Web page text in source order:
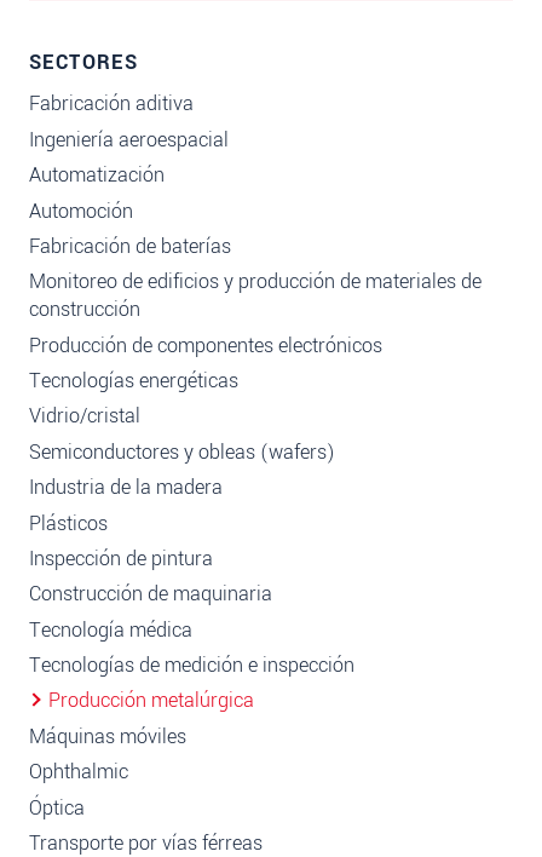
SECTORES
Fabricación aditiva
Ingeniería aeroespacial
Automatización
Automoción
Fabricación de baterías
Monitoreo de edificios y producción de materiales de
construcción
Producción de componentes electrónicos
Tecnologías energéticas
Vidrio/cristal
Semiconductores y obleas (wafers)
Industria de la madera
Plásticos
Inspección de pintura
Construcción de maquinaria
Tecnología médica
Tecnologías de medición e inspección
Producción metalúrgica
Máquinas móviles
Ophthalmic
Óptica
Transporte por vías férreas